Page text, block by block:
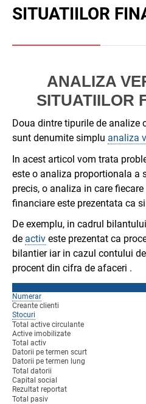
SITUATIILOR
ANALIZA
SITUATIILOR
Doua dintre tipurile de analize
sunt denumite simplu analiza
In acest articol vom trata
este o analiza proportionala a
precis, o analiza in care
financiare este prezentata ca
De exemplu, in cadrul
de activ este prezentat ca
bilantier iar in cazul contului
procent din cifra de afaceri .
Numerar
Creante clienti
Stocuri
Total active circulante
Active imobilizate
Total activ
Datorii pe termen scurt
Datorii pe termen lung
Total datorii
Capital social
Rezultat reportat
Total pasiv